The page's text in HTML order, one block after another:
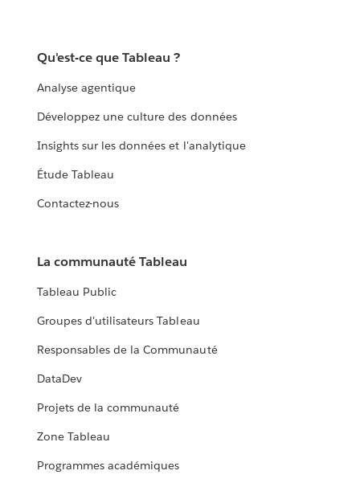
Qu'est-ce que Tableau ?
Analyse agentique
Développez une culture des données
Insights sur les données et l'analytique
Étude Tableau
Contactez-nous
La communauté Tableau
Tableau Public
Groupes d'utilisateurs Tableau
Responsables de la Communauté
DataDev
Projets de la communauté
Zone Tableau
Programmes académiques